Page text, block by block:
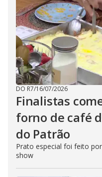
DO R7/16/07/2026
Finalistas
forno de café
do Patrão
Prato especial foi feito
show